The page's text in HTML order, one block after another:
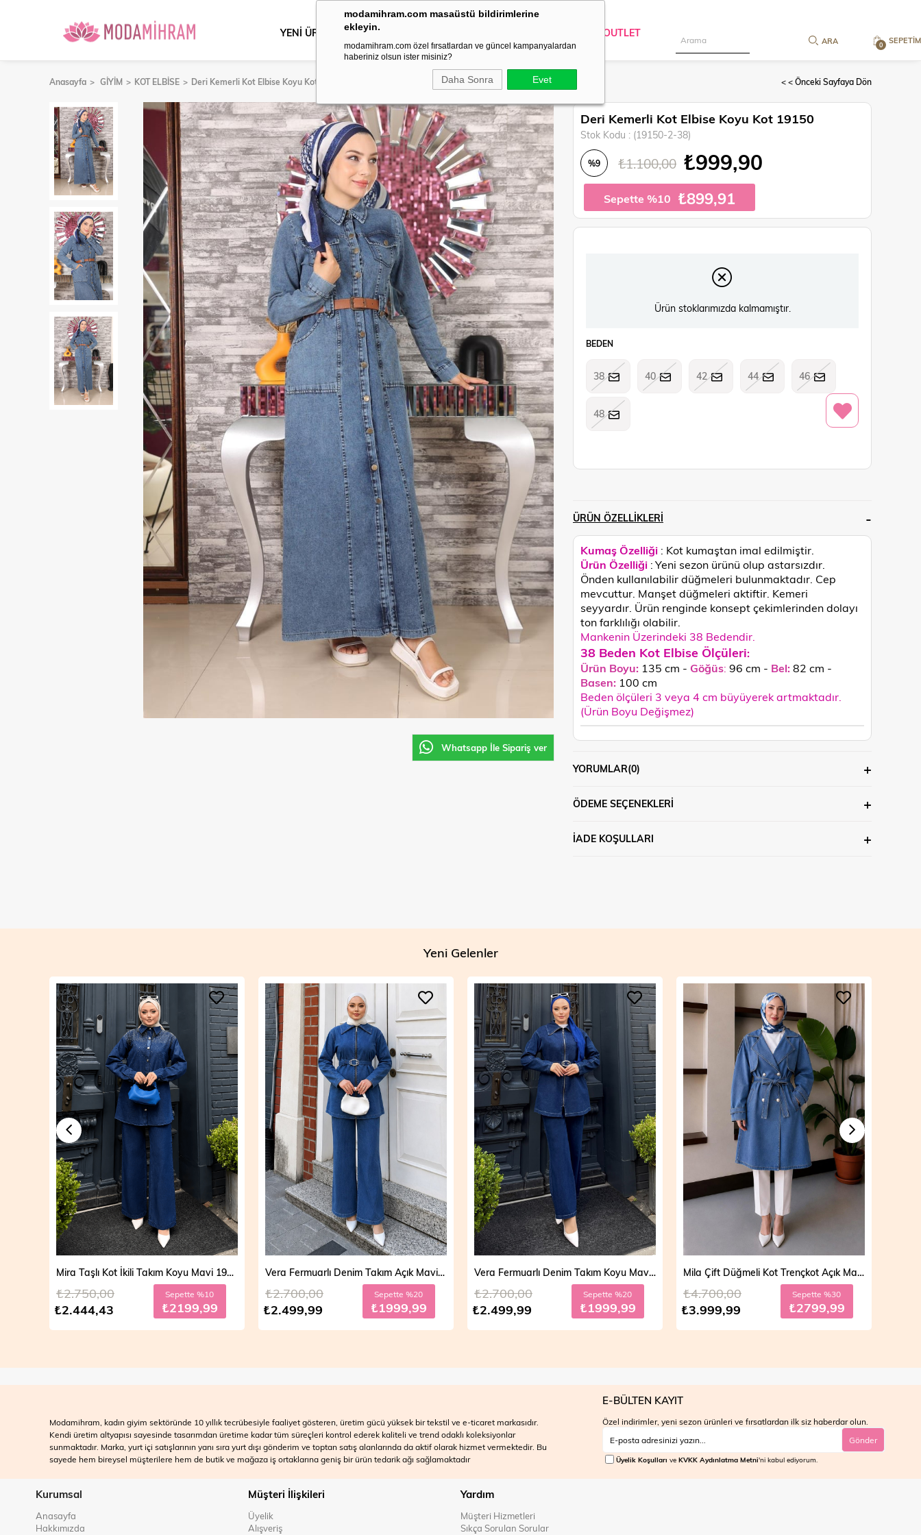
modamihram.com masaüstü bildirimlerine
ekleyin.
modamihram.com özel fırsatlardan ve güncel kampanyalardan
haberiniz olsun ister misiniz?
Daha Sonra Evet
SEPETIM
0
YENİ ÜRÜNLER DIŞ GİYİM OUTLET
Anasayfa GİYİM KOT ELBİSE Deri Kemerli Kot Elbise Koyu Kot 19150 < < Önceki Sayfaya Dön
Whatsapp İle Sipariş ver
Deri Kemerli Kot Elbise Koyu Kot 19150
Stok Kodu (19150-2-38)
%9 ₺1.100,00 ₺999,90
Sepette %10 ₺899,91
Ürün stoklarımızda kalmamıştır.
BEDEN
38 40 42 44 46
48
ÜRÜN ÖZELLIKLERI
Kumaş Özelliği : Kot kumaştan imal edilmiştir.
Ürün Özelliği :Yeni sezon ürünü olup astarsızdır.
Önden kullanılabilir düğmeleri bulunmaktadır. Cep
mevcuttur. Manşet düğmeleri aktiftir. Kemeri
seyyardır. Ürün renginde konsept çekimlerinden dolayı
ton farklılığı olabilir.
Mankenin Üzerindeki 38 Bedendir.
38 Beden Kot Elbise Ölçüleri:
Ürün Boyu: 135 cm - Göğüs: 96 cm - Bel:82 cm -
Basen: 100 cm
Beden ölçüleri 3 veya 4 cm büyüyerek artmaktadır.
(Ürün Boyu Değişmez)
YORUMLAR(0)
ÖDEME SEÇENEKLERI
İADE KOŞULLARI
Yeni Gelenler
Mira Taşlı Kot İkili Takım Koyu Mavi 19286
₺2.444,43
₺2.750,00 Sepette %10
₺2199,99
Vera Fermuarlı Denim Takım Açık Mavi 19298
₺2.499,99
₺2.700,00 Sepette %20
₺1999,99
Vera Fermuarlı Denim Takım Koyu Mavi 19298
₺2.499,99
₺2.700,00 Sepette %20
₺1999,99
Mila Çift Düğmeli Kot Trençkot Açık Mavi 19290
₺3.999,99
₺4.700,00 Sepette %30
₺2799,99
Modamihram, kadın giyim sektöründe 10 yıllık tecrübesiyle faaliyet gösteren, üretim gücü yüksek bir tekstil ve e-ticaret markasıdır.
Kendi üretim altyapısı sayesinde tasarımdan üretime kadar tüm süreçleri kontrol ederek kaliteli ve trend odaklı koleksiyonlar
sunmaktadır. Marka, yurt içi satışlarının yanı sıra yurt dışı gönderim ve toptan satış alanlarında da aktif olarak hizmet vermektedir. Bu
sayede hem bireysel müşterilere hem de butik ve mağaza iş ortaklarına geniş bir ürün tedarik ağı sağlamaktadır
E-BÜLTEN KAYIT
Özel indirimler, yeni sezon ürünleri ve fırsatlardan ilk siz haberdar olun.
Gönder
Üyelik Koşulları ve KVKK Aydınlatma Metni'ni kabul ediyorum.
Kurumsal
Anasayfa
Hakkımızda
Müşteri İlişkileri
Üyelik
Alışveriş
Yardım
Müşteri Hizmetleri
Sıkça Sorulan Sorular